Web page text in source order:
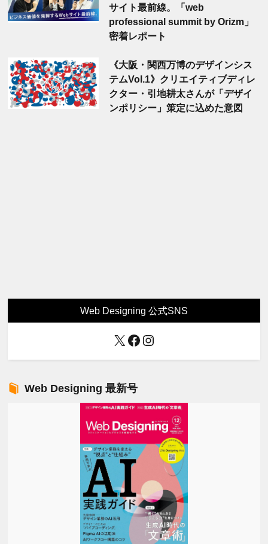
サイト最前線。「web
professional summit by Orizm」
密着レポート
《大阪・関西万博のデザインシス
テムVol.1》クリエイティブディレ
クター・引地耕太さんが「デザイ
ンポリシー」策定に込めた意図
Web Designing 公式SNS
X Facebook
Instagram
Web Designing 最新号